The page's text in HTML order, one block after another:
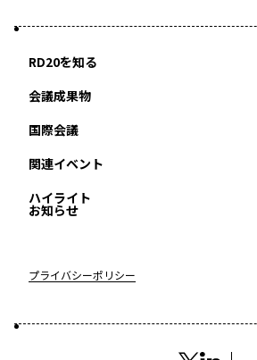
RD20を知る
RD20とはアクションコミッティー
会議成果物
2025-リーダーズレコメンデーション2025つくば
2023-リーダーズレコメンデーション2023福島
国際会議
第8回RD20国際会議
関連イベント
2026 AI for Energy Workshop
COP29ジャパンパビリオンセミナー
ハイライト
お知らせ
プライバシーポリシー